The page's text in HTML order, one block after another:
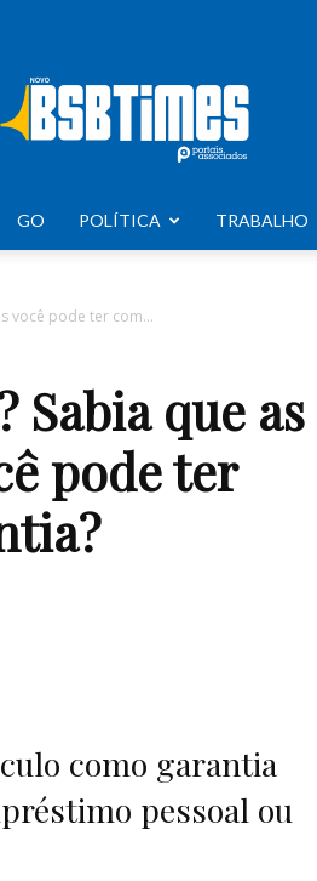
Times
GO POLÍTICA TRABALHO
você pode ter com...
Sabia que as
pode ter
como garantia
pessoal ou